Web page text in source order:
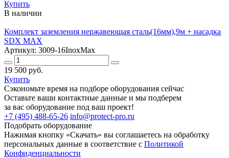
Купить
В наличии
Комплект заземления нержавеющая сталь(16мм),9м + насадка
SDX MAX
Артикул: 3009-16InoxMax
19 500 руб.
Купить
Сэкономьте время на подборе оборудования сейчас
Оставьте ваши контактные данные и мы подберем
за вас оборудование под ваш проект!
+7 (495) 488-65-26 info@protect-pro.ru
Подобрать оборудование
Нажимая кнопку «Скачать» вы соглашаетесь на обработку
персональных данные в соответствие с Политикой
Конфиденциальности